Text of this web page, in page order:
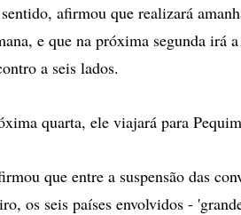
afirmou que realizará
e que na próxima segunda irá
a seis lados.
quarta, ele viajará para
que entre a suspensão das
os seis países envolvidos -